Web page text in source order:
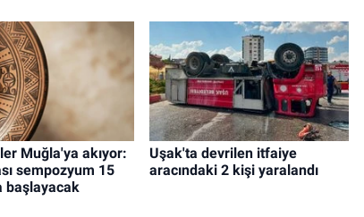
Muğla'ya akıyor:
sempozyum 15
başlayacak
Uşak'ta devrilen itfaiye
aracındaki 2 kişi yaralandı